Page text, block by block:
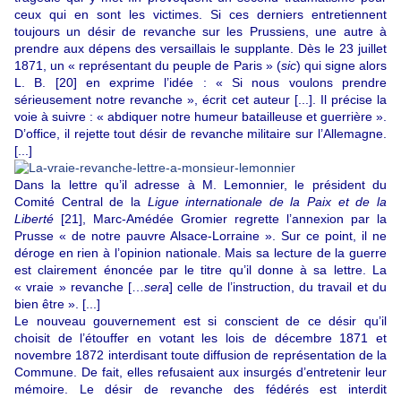
ceux qui en sont les victimes. Si ces derniers entretiennent
toujours un désir de revanche sur les Prussiens, une autre à
prendre aux dépens des versaillais le supplante. Dès le 23 juillet
1871, un « représentant du peuple de Paris » (sic) qui signe alors
L. B.
[20] en exprime l’idée : « Si nous voulons prendre
sérieusement notre revanche », écrit cet auteur [...]. Il précise la
voie à suivre : « abdiquer notre humeur batailleuse et guerrière ».
D’office, il rejette tout désir de revanche militaire sur l’Allemagne.
[...]
Dans la lettre qu’il adresse à M. Lemonnier, le président du
Comité Central de la Ligue internationale de la Paix et de la
Liberté [21] , Marc-Amédée Gromier regrette l’annexion par la
Prusse « de notre pauvre Alsace-Lorraine ». Sur ce point, il ne
déroge en rien à l’opinion nationale. Mais sa lecture de la guerre
est clairement énoncée par le titre qu’il donne à sa lettre. La
« vraie » revanche […sera] celle de l’instruction, du travail et du
bien être ». [...]
Le nouveau gouvernement est si conscient de ce désir qu’il
choisit de l’étouffer en votant les lois de décembre 1871 et
novembre 1872 interdisant toute diffusion de représentation de la
Commune. De fait, elles refusaient aux insurgés d’entretenir leur
mémoire. Le désir de revanche des fédérés est interdit